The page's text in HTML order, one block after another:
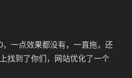
，一点效果都没有，一直拖，还
找到了你们，网站优化了一个